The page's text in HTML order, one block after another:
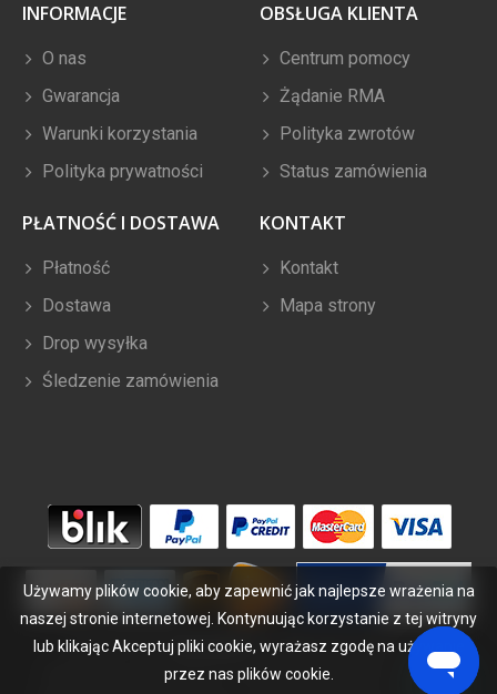
INFORMACJE
O nas
Gwarancja
Warunki korzystania
Polityka prywatności
OBSŁUGA KLIENTA
Centrum pomocy
Żądanie RMA
Polityka zwrotów
Status zamówienia
PŁATNOŚĆ I DOSTAWA
Płatność
Dostawa
Drop wysyłka
Śledzenie zamówienia
KONTAKT
Kontakt
Mapa strony
Copyright ©2026 bateriabuy.pl. Wszelkie prawa zastrzeżone.
Wyznaczone znaki handlowe i marki są własnością ich właścicieli.
Używamy plików cookie, aby zapewnić jak najlepsze wrażenia na
naszej stronie internetowej. Kontynuując korzystanie z tej witryny
lub klikając Akceptuj pliki cookie, wyrażasz zgodę na używanie
przez nas plików cookie.